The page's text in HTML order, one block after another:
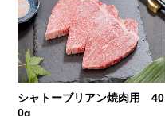
シャトーブリアン焼肉用 40
0g